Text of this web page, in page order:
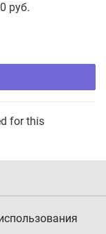
руб.
for this